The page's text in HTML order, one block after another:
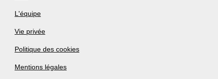
L'équipe
Vie privée
Politique des cookies
Mentions légales